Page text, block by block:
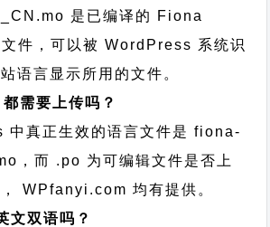
是已编译的 Fiona
件，可以被 WordPress 系统识
语言显示所用的文件。
需要上传吗？
真正生效的语言文件是 fiona-
，而 .po 为可编辑文件是否上
WPfanyi.com 均有提供。
文双语吗？